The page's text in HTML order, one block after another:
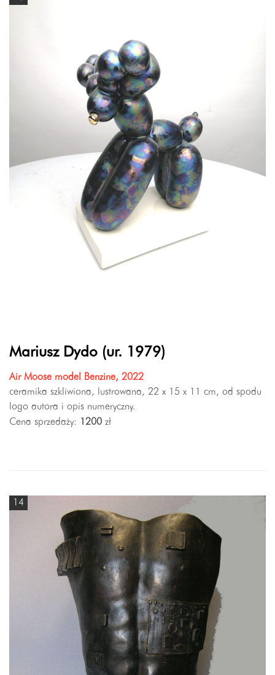
Mariusz Dydo (ur. 1979)
Air Moose model Benzine, 2022
ceramika szkliwiona, lustrowana, 22 x 15 x 11 cm, od spodu
logo autora i opis numeryczny.
Cena sprzedaży:
1200 zł
14